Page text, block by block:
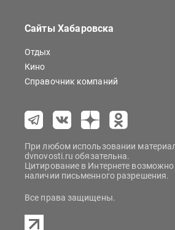
Сайты Хабаровска
Отдых
Кино
Справочник компаний
При любом использовании
dvnovosti.ru обязательна.
Цитирование в Интернете
наличии письменного разрешения.
Все права защищены.